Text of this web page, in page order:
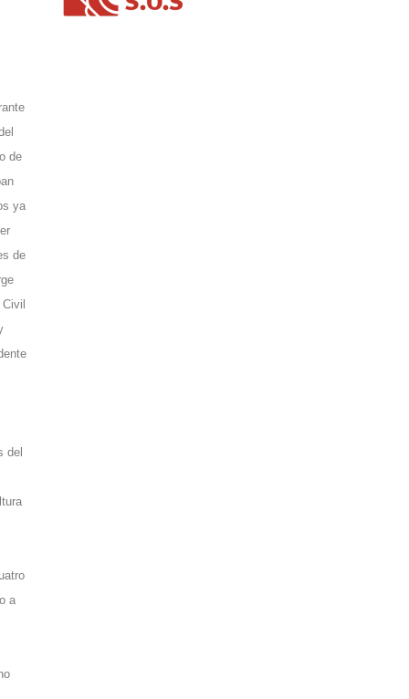
de
ya
de
del
a